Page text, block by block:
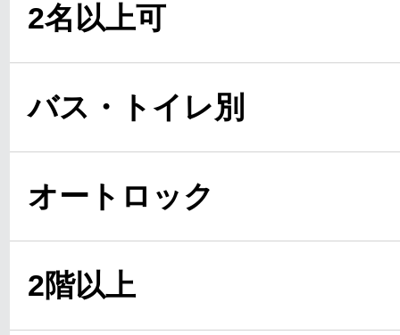
2名以上可
バス・トイレ別
オートロック
2階以上